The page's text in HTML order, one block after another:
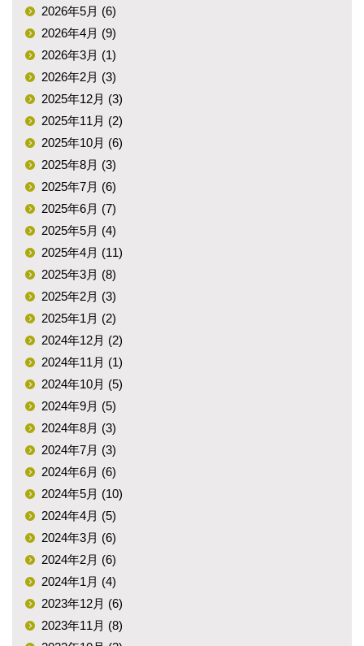
2026年5月 (6)
2026年4月 (9)
2026年3月 (1)
2026年2月 (3)
2025年12月 (3)
2025年11月 (2)
2025年10月 (6)
2025年8月 (3)
2025年7月 (6)
2025年6月 (7)
2025年5月 (4)
2025年4月 (11)
2025年3月 (8)
2025年2月 (3)
2025年1月 (2)
2024年12月 (2)
2024年11月 (1)
2024年10月 (5)
2024年9月 (5)
2024年8月 (3)
2024年7月 (3)
2024年6月 (6)
2024年5月 (10)
2024年4月 (5)
2024年3月 (6)
2024年2月 (6)
2024年1月 (4)
2023年12月 (6)
2023年11月 (8)